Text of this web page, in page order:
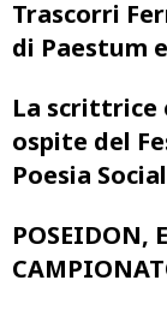
Trascorri
di Paestum
La scrittrice
ospite del
Poesia
POSEIDON,